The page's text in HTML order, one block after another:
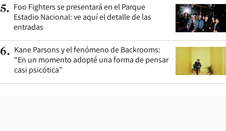
5. Foo Fighters se presentará en el Parque
Estadio Nacional: ve aquí el detalle de las
entradas
6. Kane Parsons y el fenómeno de Backrooms:
“En un momento adopté una forma de pensar
casi psicótica”